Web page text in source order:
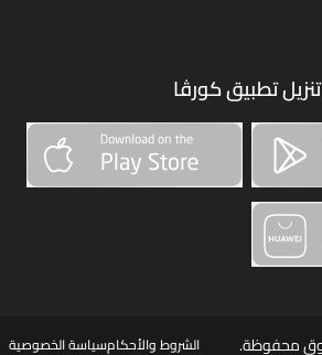
تنزيل تطبيق كورڤا
الشروط والأحكامسياسة الخصوصية